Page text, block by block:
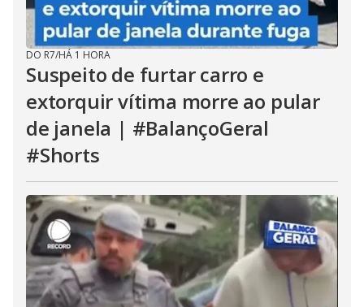
DO R7/HÁ 1 HORA
Suspeito de furtar carro e
extorquir vítima morre ao pular
de janela | #BalançoGeral
#Shorts